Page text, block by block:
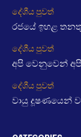
දේශීය පුවත්
රජයේ ඉහළ
දේශීය පුවත්
අපි වෙනුවෙන් අපි
දේශීය පුවත්
වායු දූෂණයෙන්